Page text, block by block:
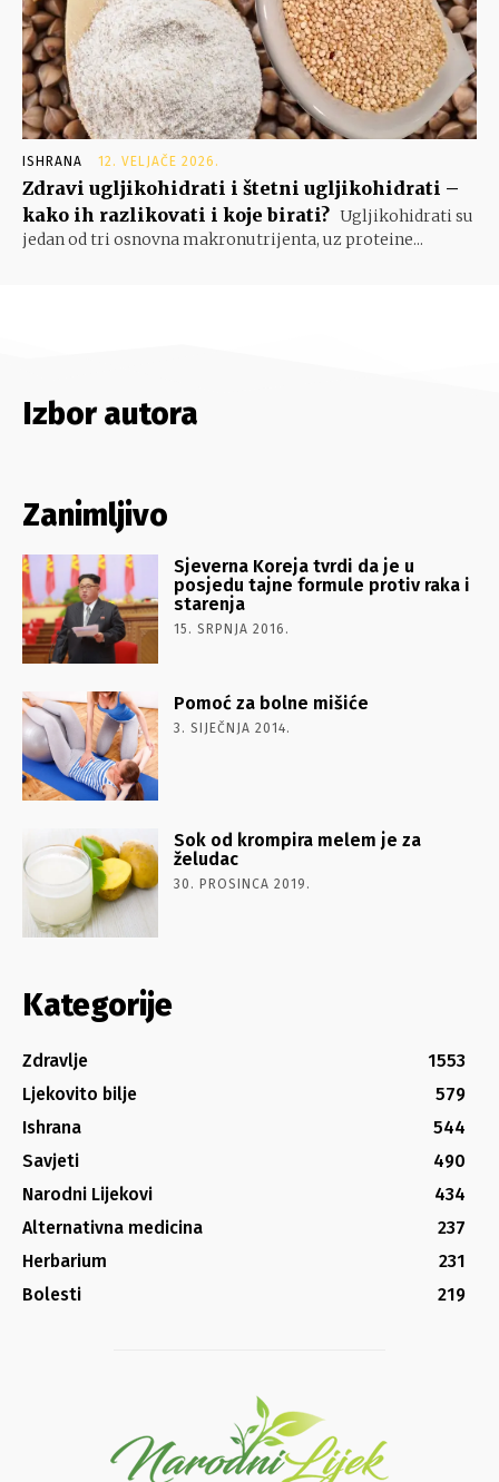
ISHRANA 12. VELJAČE 2026.
Zdravi ugljikohidrati i štetni ugljikohidrati –
kako ih razlikovati i koje birati? Ugljikohidrati su
jedan od tri osnovna makronutrijenta, uz proteine...
Izbor autora
Zanimljivo
Sjeverna Koreja tvrdi da je u
posjedu tajne formule protiv raka i
starenja
15. SRPNJA 2016.
Pomoć za bolne mišiće
3. SIJEČNJA 2014.
Sok od krompira melem je za
želudac
30. PROSINCA 2019.
Kategorije
Zdravlje
1553
Ljekovito bilje
579
Ishrana
544
Savjeti
490
Narodni Lijekovi
434
Alternativna medicina
237
Herbarium
231
Bolesti
219